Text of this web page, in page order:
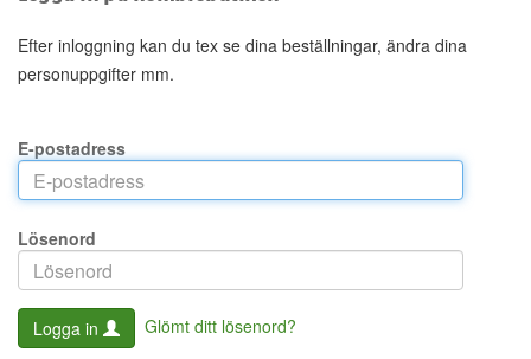
Efter inloggning kan du tex se dina beställningar, ändra dina
personuppgifter mm.
E-postadress
Lösenord
Logga in Glömt ditt lösenord?